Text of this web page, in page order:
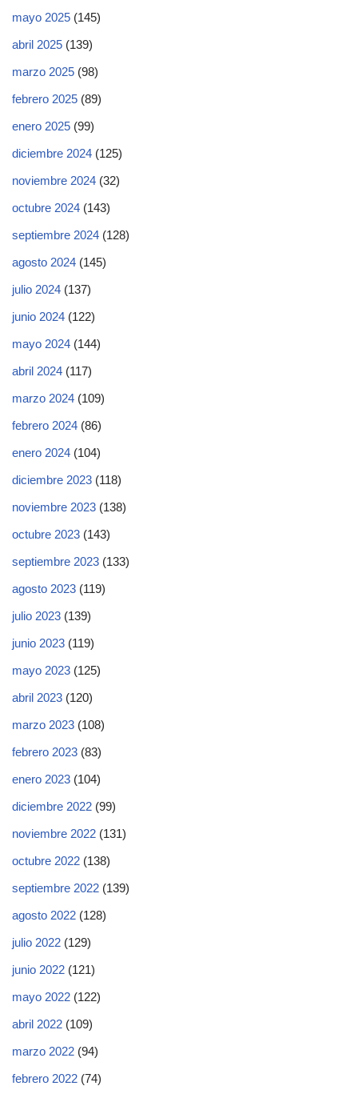
mayo 2025 (145)
abril 2025 (139)
marzo 2025 (98)
febrero 2025 (89)
enero 2025 (99)
diciembre 2024 (125)
noviembre 2024 (32)
octubre 2024 (143)
septiembre 2024 (128)
agosto 2024 (145)
julio 2024 (137)
junio 2024 (122)
mayo 2024 (144)
abril 2024 (117)
marzo 2024 (109)
febrero 2024 (86)
enero 2024 (104)
diciembre 2023 (118)
noviembre 2023 (138)
octubre 2023 (143)
septiembre 2023 (133)
agosto 2023 (119)
julio 2023 (139)
junio 2023 (119)
mayo 2023 (125)
abril 2023 (120)
marzo 2023 (108)
febrero 2023 (83)
enero 2023 (104)
diciembre 2022 (99)
noviembre 2022 (131)
octubre 2022 (138)
septiembre 2022 (139)
agosto 2022 (128)
julio 2022 (129)
junio 2022 (121)
mayo 2022 (122)
abril 2022 (109)
marzo 2022 (94)
febrero 2022 (74)